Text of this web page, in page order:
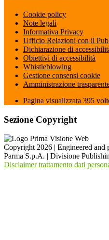
Cookie policy
Note legali
Informativa Privacy
Ufficio Relazioni con il
Dichiarazione di
Obiettivi di accessibilità
Whistleblowing
Gestione consensi cookie
Amministrazione
Pagina visualizzata 395
Sezione Copyright
Copyright 2026 | Engineered and
Parma S.p.A. | Divisione
Disclaimer trattamento dati